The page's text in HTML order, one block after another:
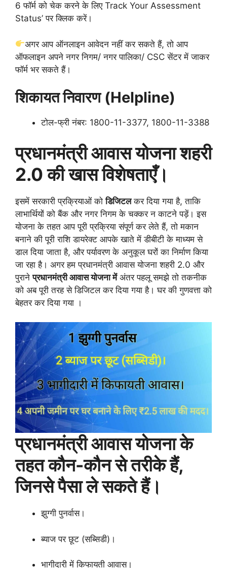
6 फॉर्म को चेक करने के लिए Track Your Assessment
Status’ पर क्लिक करें।
अगर आप ऑनलाइन आवेदन नहीं कर सकते हैं, तो आप
ऑफलाइन अपने नगर निगम/ नगर पालिका/ CSC सेंटर में जाकर
फॉर्म भर सकते हैं।
शिकायत निवारण (Helpline)
टोल-फ्री नंबर: 1800-11-3377, 1800-11-3388
प्रधानमंत्री आवास योजना शहरी
2.0 की खास विशेषताएँ।
इसमें सरकारी प्रक्रियाओं कोडिजिटलकर दिया गया है, ताकि
लाभार्थियों को बैंक और नगर निगम के चक्कर न काटने पड़ें। इस
योजना के तहत आप पूरी प्रक्रिया संपूर्ण कर लेते हैं, तो मकान
बनाने की पूरी राशि डायरेक्ट आपके खाते में डीबीटी के माध्यम से
डाल दिया जाता है, और पर्यावरण के अनुकूल घरों का निर्माण किया
जा रहा है। अगर हम प्रधानमंत्री आवास योजना शहरी 2.0 और
पुरानेप्रधानमंत्री आवास योजना मेंअंतर पहलू समझे तो तकनीक
को अब पूरी तरह से डिजिटल कर दिया गया है। घर की गुणवत्ता को
बेहतर कर दिया गया ।
प्रधानमंत्री आवास योजना के
तहत कौन-कौन से तरीके हैं,
जिनसे पैसा ले सकते हैं।
झुग्गी पुनर्वास।
ब्याज पर छूट (सब्सिडी)।
भागीदारी में किफायती आवास।